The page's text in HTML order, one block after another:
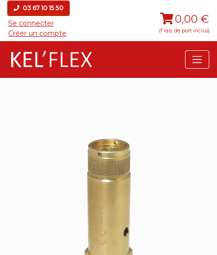
03 67 10 15 50
Se connecter
Créer un compte
0,00 €
(Frais de port inclus)